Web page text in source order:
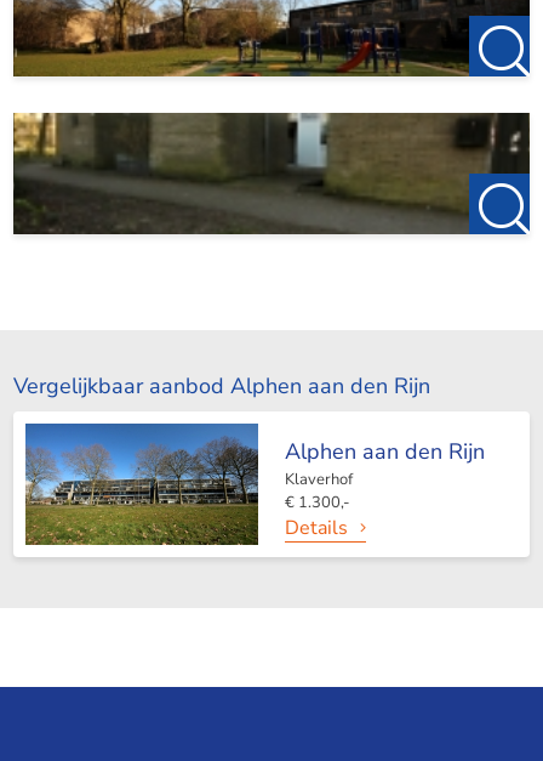
Vergelijkbaar aanbod Alphen aan den Rijn
Alphen aan den Rijn
Klaverhof
€ 1.300,-
Details